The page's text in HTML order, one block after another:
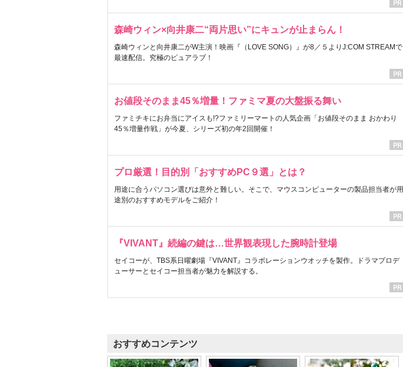
森崎ウィン×向井康二“両片思い”にキュンが止まらん！
森崎ウィンと向井康二がW主演！映画『（LOVE SONG）』が8／５よりJ:COM STREAMで
最速配信。究極のピュアラブ！
お値段そのまま45％増量！ファミマ夏の大盤振る舞い
ファミチキにお弁当にアイスも!?ファミリーマートの人気企画「お値段そのまま おかわり
45％増量作戦」が今夏、シリーズ初の年2回開催！
プロ厳選！目的別「おすすめPC９選」とは？
用途に合うパソコン選びは意外と難しい。そこで、マウスコンピューターの製品担当者が用
途別のおすすめモデルをご紹介！
『VIVANT』続編の鍵は…世界観表現した腕時計登場
セイコーが、TBS系日曜劇場『VIVANT』コラボレーションウオッチを製作。ドラマプロデ
ューサーとセイコー担当者が魅力を解説する。
おすすめコンテンツ